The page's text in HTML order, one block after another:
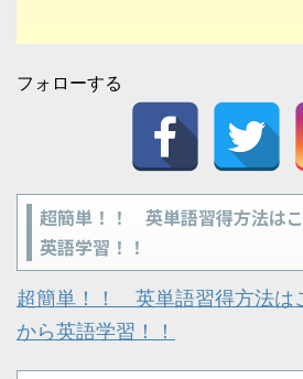
フォローする
超簡単！！ 英単語習得方法は
英語学習！！
超簡単！！ 英単語習得方法は
から英語学習！！